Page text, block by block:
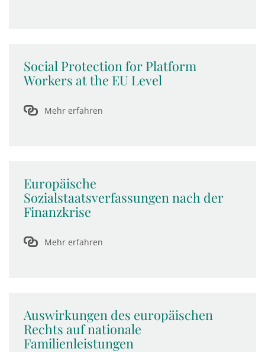
Social Protection for Platform
Workers at the EU Level
Mehr erfahren
Europäische
Sozialstaatsverfassungen nach der
Finanzkrise
Mehr erfahren
Auswirkungen des europäischen
Rechts auf nationale
Familienleistungen